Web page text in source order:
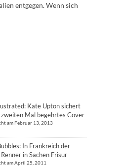
entgegen. Wenn sich
Kate Upton sichert
zweiten Mal begehrtes Cover
am Februar 13, 2013
In Frankreich der
in Sachen Frisur
am April 25, 2011